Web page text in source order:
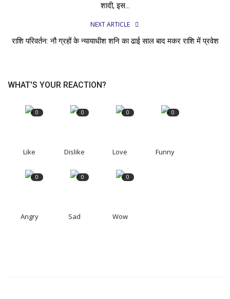
शादी, इस...
NEXT ARTICLE
राशि परिवर्तन: नौ ग्रहों के न्यायाधीश शनि का ढाई साल बाद मकर राशि में प्रवेश
WHAT'S YOUR REACTION?
0
Like
0
Dislike
0
Love
0
Funny
0
Angry
0
Sad
0
Wow